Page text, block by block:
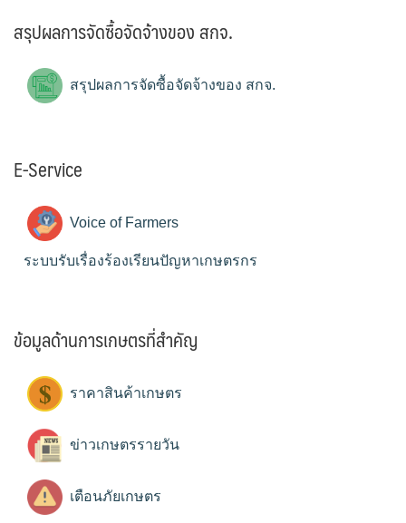
สรุปผลการจัดซื้อจัดจ้างของ สกจ.
สรุปผลการจัดซื้อจัดจ้างของ สกจ.
E-Service
Voice of Farmers
ระบบรับเรื่องร้องเรียนปัญหาเกษตรกร
ข้อมูลด้านการเกษตรที่สำคัญ
ราคาสินค้าเกษตร
ข่าวเกษตรรายวัน
เตือนภัยเกษตร